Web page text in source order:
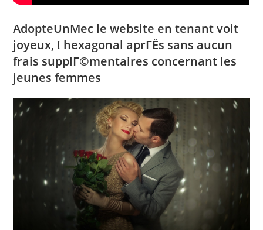
AdopteUnMec le website en tenant voit
joyeux, ! hexagonal aprГЁs sans aucun
frais supplГ©mentaires concernant les
jeunes femmes